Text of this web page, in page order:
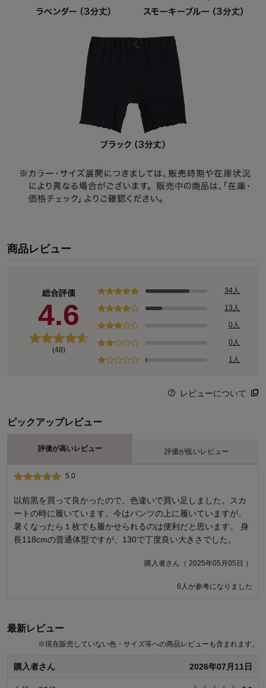
商品レビュー
総合評価
4.6
(48)
34人
13人
0人
0人
1人
レビューについて
ピックアップレビュー
評価が高いレビュー 評価が低いレビュー
5.0
以前黒を買って良かったので、色違いで買い足しました。スカ
ートの時に履いています。今はパンツの上に履いていますが、
暑くなったら１枚でも履かせられるのは便利だと思います。 身
長118cmの普通体型ですが、130で丁度良い大きさでした。
購入者さん（ 2025年05月05日 ）
6人が参考になりました
1.0
オーバーパンツ一分丈を買いました。一枚履き出来ると書いて
あり、真夏にはありがたいと思いました。 しかし、一分丈はシ
ョートパンツを履くと、パンツどころかお股の中まで見えそう
えになります。 一分丈は子供に履かせて試しましたか？ 3分丈
で、普通のパンツとして使うしかありません。
商品のご購入、ならびにレビューへのご投稿ありがとうございます。
ことを深くお詫び申し上げます。 本商品は、夏場に2枚履きする不快感
最新レビュー
※現在販売していない色・サイズ等への商品レビューも含まれます。
購入者さん 2026年07月11日